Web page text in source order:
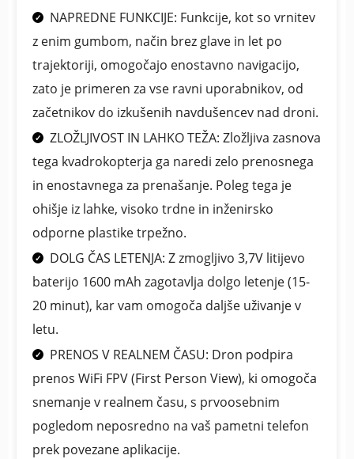
NAPREDNE FUNKCIJE: Funkcije, kot so vrnitev
z enim gumbom, način brez glave in let po
trajektoriji, omogočajo enostavno navigacijo,
zato je primeren za vse ravni uporabnikov, od
začetnikov do izkušenih navdušencev nad droni.
ZLOŽLJIVOST IN LAHKO TEŽA: Zložljiva zasnova
tega kvadrokopterja ga naredi zelo prenosnega
in enostavnega za prenašanje. Poleg tega je
ohišje iz lahke, visoko trdne in inženirsko
odporne plastike trpežno.
DOLG ČAS LETENJA: Z zmogljivo 3,7V litijevo
baterijo 1600 mAh zagotavlja dolgo letenje (15-
20 minut), kar vam omogoča daljše uživanje v
letu.
PRENOS V REALNEM ČASU: Dron podpira
prenos WiFi FPV (First Person View), ki omogoča
snemanje v realnem času, s prvoosebnim
pogledom neposredno na vaš pametni telefon
prek povezane aplikacije.